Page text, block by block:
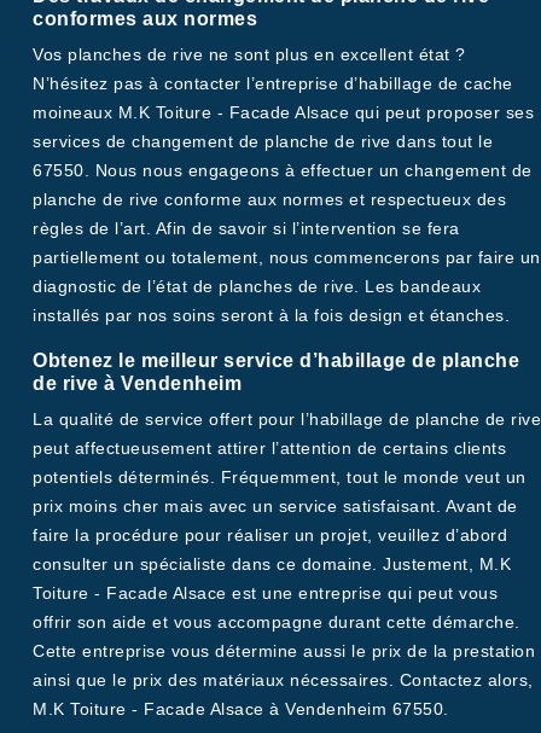
conformes aux normes
Vos planches de rive ne sont plus en excellent état ?
N’hésitez pas à contacter l’entreprise d’habillage de cache
moineaux M.K Toiture - Facade Alsace qui peut proposer ses
services de changement de planche de rive dans tout le
67550. Nous nous engageons à effectuer un changement de
planche de rive conforme aux normes et respectueux des
règles de l’art. Afin de savoir si l’intervention se fera
partiellement ou totalement, nous commencerons par faire un
diagnostic de l’état de planches de rive. Les bandeaux
installés par nos soins seront à la fois design et étanches.
Obtenez le meilleur service d’habillage de planche
de rive à Vendenheim
La qualité de service offert pour l’habillage de planche de rive
peut affectueusement attirer l’attention de certains clients
potentiels déterminés. Fréquemment, tout le monde veut un
prix moins cher mais avec un service satisfaisant. Avant de
faire la procédure pour réaliser un projet, veuillez d’abord
consulter un spécialiste dans ce domaine. Justement, M.K
Toiture - Facade Alsace est une entreprise qui peut vous
offrir son aide et vous accompagne durant cette démarche.
Cette entreprise vous détermine aussi le prix de la prestation
ainsi que le prix des matériaux nécessaires. Contactez alors,
M.K Toiture - Facade Alsace à Vendenheim 67550.